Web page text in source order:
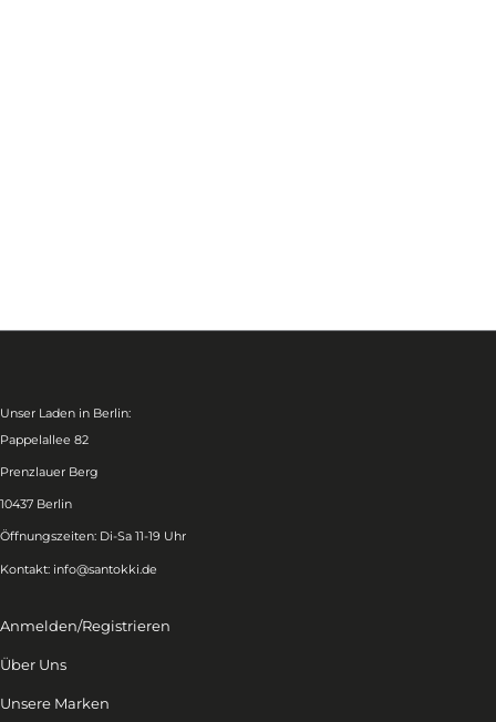
Unser Laden in Berlin:
Pappelallee 82
Prenzlauer Berg
10437 Berlin
Öffnungszeiten: Di-Sa 11-19 Uhr
Kontakt: info@santokki.de
Anmelden/Registrieren
Über Uns
Unsere Marken